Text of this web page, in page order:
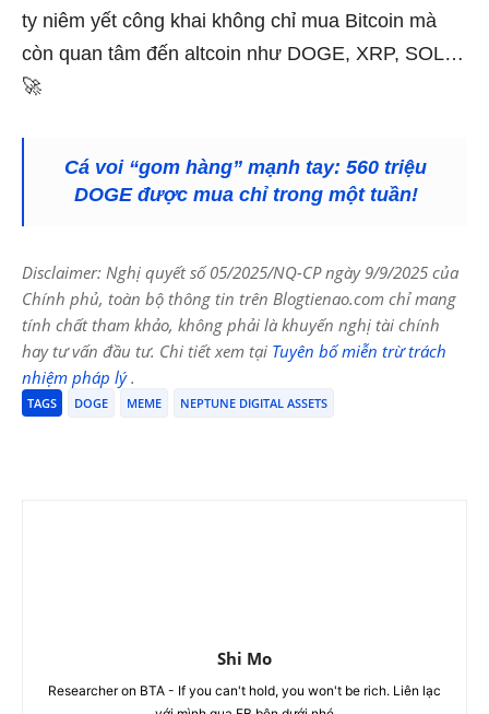
ty niêm yết công khai không chỉ mua Bitcoin mà
còn quan tâm đến altcoin như DOGE, XRP, SOL…
🚀
Cá voi “gom hàng” mạnh tay: 560 triệu
DOGE được mua chỉ trong một tuần!
Disclaimer: Nghị quyết số 05/2025/NQ-CP ngày 9/9/2025 của
Chính phủ, toàn bộ thông tin trên Blogtienao.com chỉ mang
tính chất tham khảo, không phải là khuyến nghị tài chính
hay tư vấn đầu tư. Chi tiết xem tại Tuyên bố miễn trừ trách
nhiệm pháp lý.
TAGS DOGE MEME NEPTUNE DIGITAL ASSETS
Shi Mo
Researcher on BTA - If you can't hold, you won't be rich. Liên lạc